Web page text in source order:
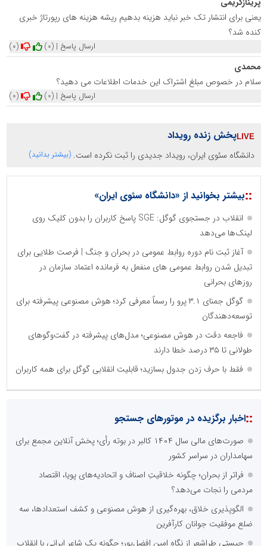
یعنی برای انتشار تک خبر نباید هزینه بدهیم ریشه هزینه های رپورتاژ خبری
کنده شد؟
(0)
(0) ارسال پاسخ |
محمدی
سلام در خصوص مبلغ اشتراک این خدمات اطلاعات می دهید؟
(0)
(0) ارسال پاسخ |
پخش زنده رویداد
دانشگاه سئوی ایران، رویداد جدیدی را ثبت نکرده است. (بیشتر بدانید)
::بیشتر بخوانید از «دانشگاه سئوی ایران»
انقلاب در جستجوی گوگل: SGE پاسخ کاربران را بدون کلیک روی
لینک‌ها می‌دهد
آغاز ثبت نام دوره روابط عمومی در بحران و جنگ | فرصت طلایی برای
تبدیل شدن روابط عمومی های منفعل به فرمانده اعتماد سازمان در
روزهای بحرانی
گوگل جمنای ۳.۱ پرو را رسماً معرفی کرد؛ هوش مصنوعی پیشرفته برای
توسعه‌دهندگان
فاجعه دقت در هوش مصنوعی؛ مدل‌های پیشرفته در گفت‌وگوهای
طولانی تا ۳۵ درصد خطا دارند
فقط با حرف زدن جدول بسازید؛ قابلیت انقلابی گوگل برای همه کاربران
::اخبار برگزیده در موتورهای جستجو
صورت‌های مالی سال ۱۴۰۴ کالبر در بوته رأی؛ پخش آنلاین مجمع برای
سهامداران در سراسر کشور
فراتر از بحران؛ چگونه خلاقیتِ اصناف و اتحادیه‌های پویا، اقتصاد
مردمی را نجات می‌دهد؟
الگوپذیری خلاق، بهره‌گیری از هوش مصنوعی و کشف استعدادها، سه
ضلع موفقیت جوانان کارآفرین
چیستی طراشعر از نگاه امین افضل‌پور؛ چگونه یک شاعر ایرانی با انقلاب